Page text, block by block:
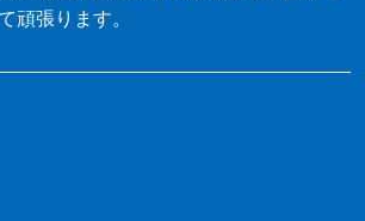
頑張ります。